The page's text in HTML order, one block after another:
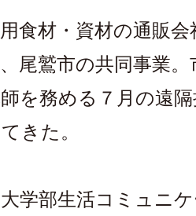
食材・資材の通販会
尾鷲市の共同事業
を務める７月の遠
きた。
学部生活コミュニ